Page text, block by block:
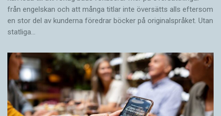
från engelskan och att många titlar inte översätts alls eftersom
en stor del av kunderna föredrar böcker på originalspråket. Utan
statliga…